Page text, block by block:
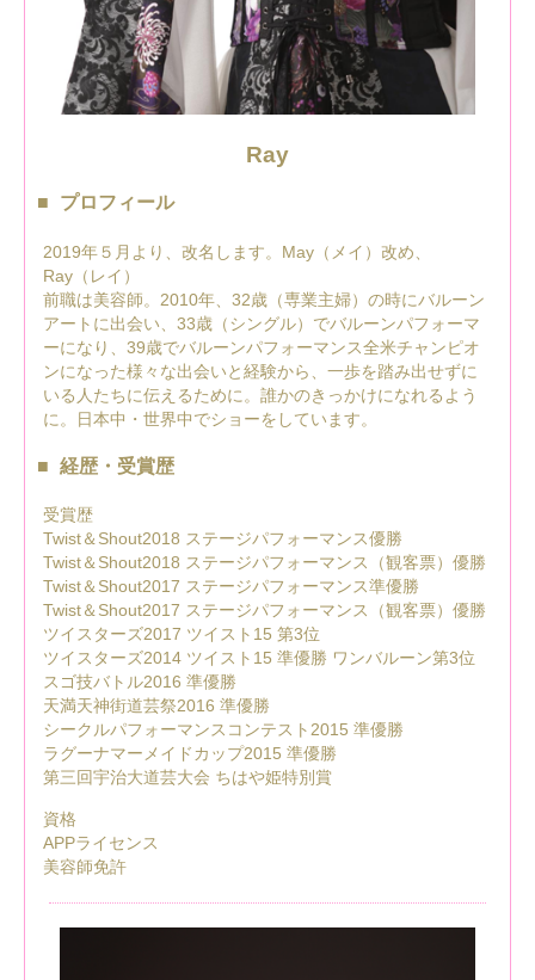
Ray
プロフィール
2019年５月より、改名します。May（メイ）改め、
Ray（レイ）
前職は美容師。2010年、32歳（専業主婦）の時にバルーン
アートに出会い、33歳（シングル）でバルーンパフォーマ
ーになり、39歳でバルーンパフォーマンス全米チャンピオ
ンになった様々な出会いと経験から、一歩を踏み出せずに
いる人たちに伝えるために。誰かのきっかけになれるよう
に。日本中・世界中でショーをしています。
経歴・受賞歴
受賞歴
Twist＆Shout2018 ステージパフォーマンス優勝
Twist＆Shout2018 ステージパフォーマンス（観客票）優勝
Twist＆Shout2017 ステージパフォーマンス準優勝
Twist＆Shout2017 ステージパフォーマンス（観客票）優勝
ツイスターズ2017 ツイスト15 第3位
ツイスターズ2014 ツイスト15 準優勝 ワンバルーン第3位
スゴ技バトル2016 準優勝
天満天神街道芸祭2016 準優勝
シークルパフォーマンスコンテスト2015 準優勝
ラグーナマーメイドカップ2015 準優勝
第三回宇治大道芸大会 ちはや姫特別賞
資格
APPライセンス
美容師免許